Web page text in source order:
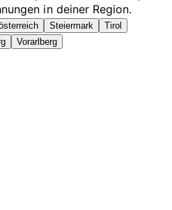
in deiner Region.
Steiermark
Tirol
Vorarlberg